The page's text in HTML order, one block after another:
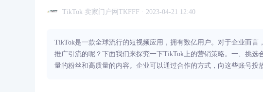
TikTok 卖家门户网TKFFF · 2023-04-21 12:40
TikTok是一款全球流行的短视频应用，拥有数亿用户。对于企业而
推广引流的呢？下面我们来探究一下TikTok上的营销策略。一、挑
量的粉丝和高质量的内容。企业可以通过合作的方式，向这些账号投